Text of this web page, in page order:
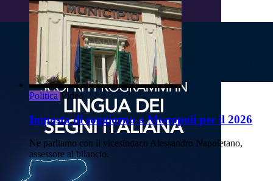
Politica Video
Imposta di soggiorno a Monopoli per il 2026
Ne parliamo con il vicesindaco Alessandro Napoletano,
assessore al bilancio.